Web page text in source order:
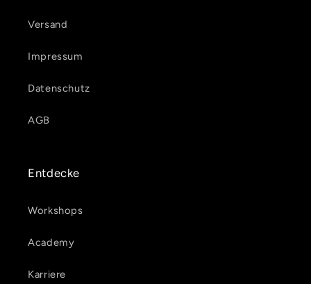
Versand
Impressum
Datenschutz
AGB
Entdecke
Workshops
Academy
Karriere